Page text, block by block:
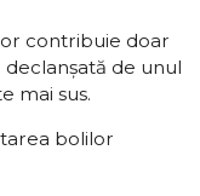
contribuie doar
de unul
mai sus.
bolilor